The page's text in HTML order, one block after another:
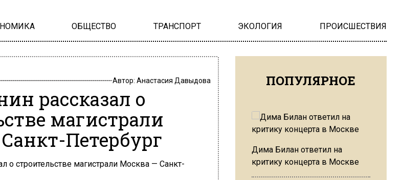
ОБЩЕСТВО ТРАНСПОРТ ЭКОЛОГИЯ ПРОИСШЕСТВИЯ
Автор: Анастасия Давыдова
рассказал о
магистрали
Петербург
ПОПУЛЯРНОЕ
Дима Билан ответил на
критику концерта в Москве